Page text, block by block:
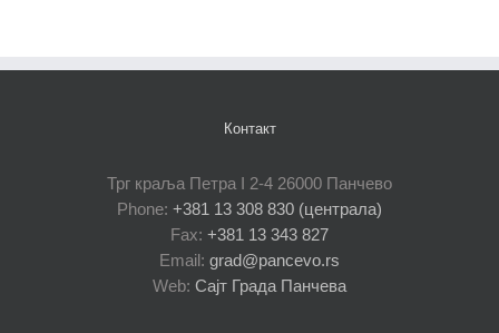
Контакт
Трг краља Петра I 2-4 26000 Панчево
Phone: +381 13 308 830 (централа)
Fax: +381 13 343 827
Email: grad@pancevo.rs
Web: Сајт Града Панчева